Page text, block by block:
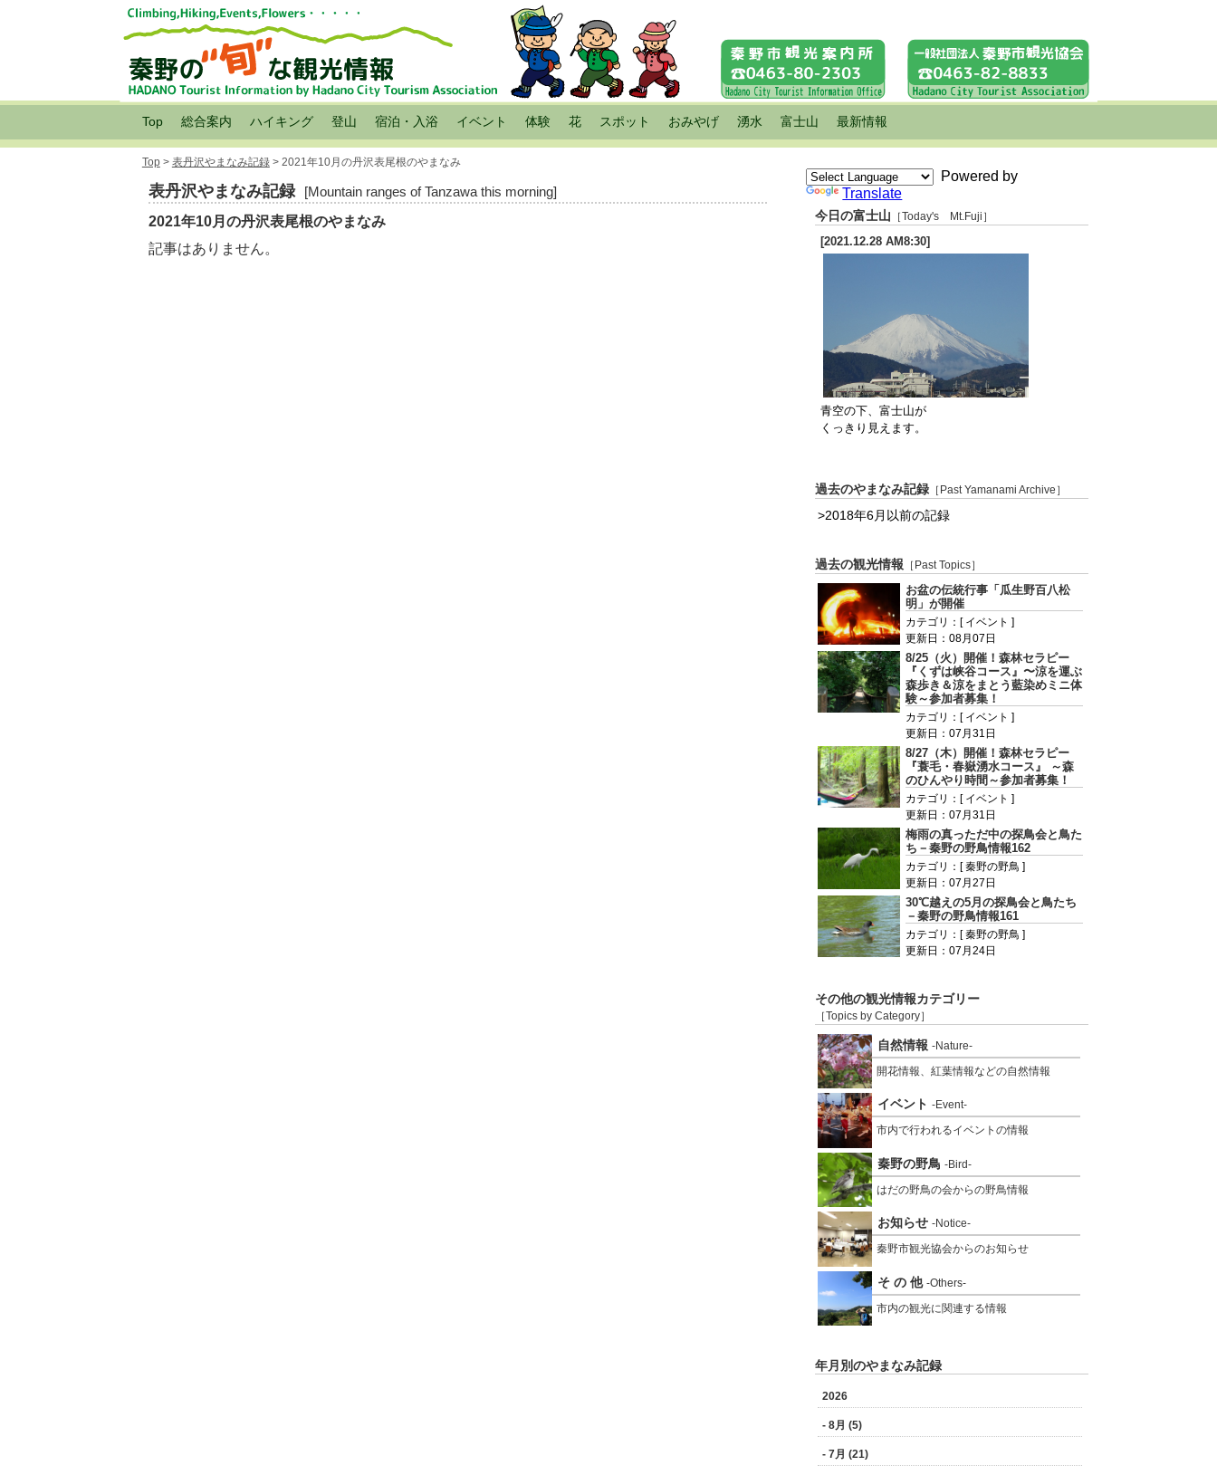
Top 総合案内 ハイキング 登山 宿泊・入浴 イベント 体験 花 スポット おみやげ 湧水 富士山 最新情報
Top> 表丹沢やまなみ記録> 2021年10月の丹沢表尾根のやまなみ
表丹沢やまなみ記録 [Mountain ranges of Tanzawa this morning]
2021年10月の丹沢表尾根のやまなみ
記事はありません。
Powered by
Translate
今日の富士山 ［Today's Mt.Fuji］
[2021.12.28 AM8:30]
青空の下、富士山が
くっきり見えます。
過去のやまなみ記録［Past Yamanami Archive］
>2018年6月以前の記録
過去の観光情報 ［Past Topics］
お盆の伝統行事「瓜生野百八松
明」が開催
カテゴリ：[ イベント ]
更新日：08月07日
8/25（火）開催！森林セラピー
『くずは峡谷コース』〜涼を運ぶ
森歩き＆涼をまとう藍染めミニ体
験～参加者募集！
カテゴリ：[ イベント ]
更新日：07月31日
8/27（木）開催！森林セラピー
『蓑毛・春嶽湧水コース』 ～森
のひんやり時間～参加者募集！
カテゴリ：[ イベント ]
更新日：07月31日
梅雨の真っただ中の探鳥会と鳥た
ち－秦野の野鳥情報162
カテゴリ：[ 秦野の野鳥 ]
更新日：07月27日
30℃越えの5月の探鳥会と鳥たち
－秦野の野鳥情報161
カテゴリ：[ 秦野の野鳥 ]
更新日：07月24日
その他の観光情報カテゴリー
［Topics by Category］
自然情報-Nature-
開花情報、紅葉情報などの自然情報
イベント-Event-
市内で行われるイベントの情報
秦野の野鳥-Bird-
はだの野鳥の会からの野鳥情報
お知らせ-Notice-
秦野市観光協会からのお知らせ
そ の 他-Others-
市内の観光に関連する情報
年月別のやまなみ記録
2026
- 8月 (5)
- 7月 (21)